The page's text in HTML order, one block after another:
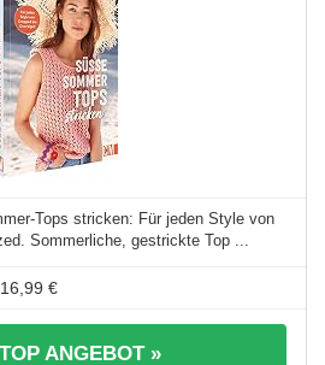
Tops stricken: Für jeden Style von
Sommerliche, gestrickte Top ...
16,99 €
ANGEBOT »